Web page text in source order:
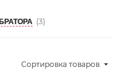
(3)
Сортировка товаров